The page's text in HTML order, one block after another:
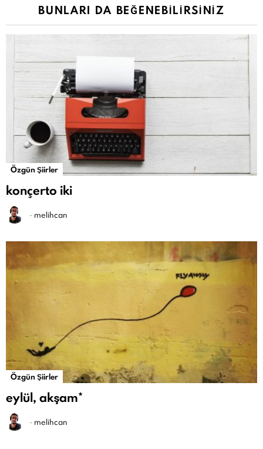
BUNLARI DA BEĞENEBILIRSINIZ
Özgün Şiirler
konçerto iki
- melihcan
Özgün Şiirler
eylül, akşam*
- melihcan